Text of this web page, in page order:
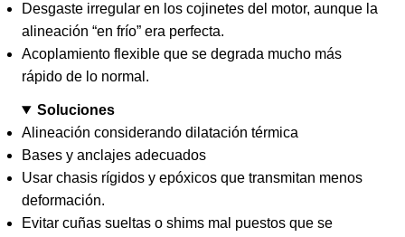
Desgaste irregular en los cojinetes del motor, aunque la
alineación “en frío” era perfecta.
Acoplamiento flexible que se degrada mucho más
rápido de lo normal.
Soluciones
Alineación considerando dilatación térmica
Bases y anclajes adecuados
Usar chasis rígidos y epóxicos que transmitan menos
deformación.
Evitar cuñas sueltas o shims mal puestos que se